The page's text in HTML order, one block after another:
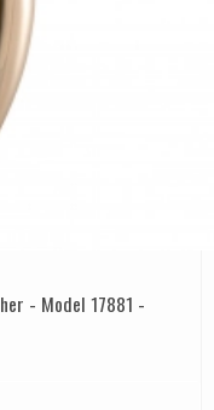
- Model 17881 -